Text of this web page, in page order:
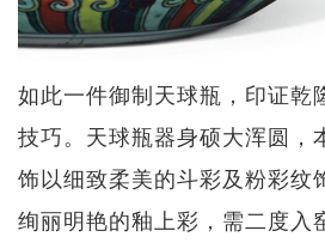
如此一件御制天球瓶，印证乾
技巧。天球瓶器身硕大浑圆，
饰以细致柔美的斗彩及粉彩纹
绚丽明艳的釉上彩，需二度入